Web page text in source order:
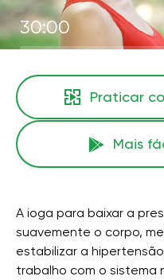
30:00
Praticar
Mais
A ioga para baixar a
suavemente o corpo,
estabilizar a
trabalho com o sistema